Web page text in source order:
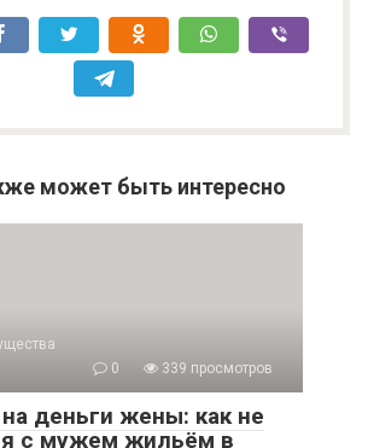
может быть интересно
0
339 просмотров
деньги жены: как не
с мужем жильём в